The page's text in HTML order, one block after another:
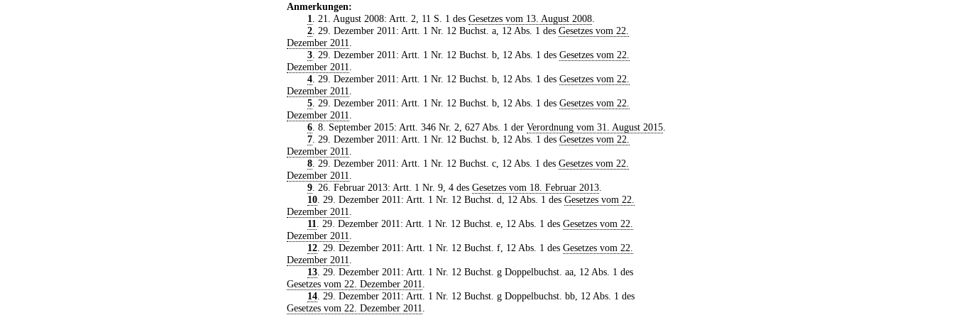
Anmerkungen:
1
. 21. August 2008: Artt. 2, 11 S. 1 des Gesetzes vom 13. August 2008.
2. 29. Dezember 2011: Artt. 1 Nr. 12 Buchst. a, 12 Abs. 1 des Gesetzes vom 22.
Dezember 2011
3. 29. Dezember 2011: Artt. 1 Nr. 12 Buchst. b, 12 Abs. 1 des Gesetzes vom 22.
Dezember 2011
4. 29. Dezember 2011: Artt. 1 Nr. 12 Buchst. b, 12 Abs. 1 des Gesetzes vom 22.
Dezember 2011
5. 29. Dezember 2011: Artt. 1 Nr. 12 Buchst. b, 12 Abs. 1 des Gesetzes vom 22.
Dezember 2011
6. 8. September 2015: Artt. 346 Nr. 2, 627 Abs. 1 der Verordnung vom 31. August 2015.
7. 29. Dezember 2011: Artt. 1 Nr. 12 Buchst. b, 12 Abs. 1 des Gesetzes vom 22.
Dezember 2011
8. 29. Dezember 2011: Artt. 1 Nr. 12 Buchst. c, 12 Abs. 1 des Gesetzes vom 22.
Dezember 2011
9. 26. Februar 2013: Artt. 1 Nr. 9, 4 des Gesetzes vom 18. Februar 2013.
10. 29. Dezember 2011: Artt. 1 Nr. 12 Buchst. d, 12 Abs. 1 des Gesetzes vom 22.
Dezember 2011
11
. 29. Dezember 2011: Artt. 1 Nr. 12 Buchst. e, 12 Abs. 1 des Gesetzes vom 22.
Dezember 2011
12. 29. Dezember 2011: Artt. 1 Nr. 12 Buchst. f, 12 Abs. 1 des Gesetzes vom 22.
Dezember 2011
13. 29. Dezember 2011: Artt. 1 Nr. 12 Buchst. g Doppelbuchst. aa, 12 Abs. 1 des
Gesetzes vom 22. Dezember 2011
14. 29. Dezember 2011: Artt. 1 Nr. 12 Buchst. g Doppelbuchst. bb, 12 Abs. 1 des
Gesetzes vom 22. Dezember 2011